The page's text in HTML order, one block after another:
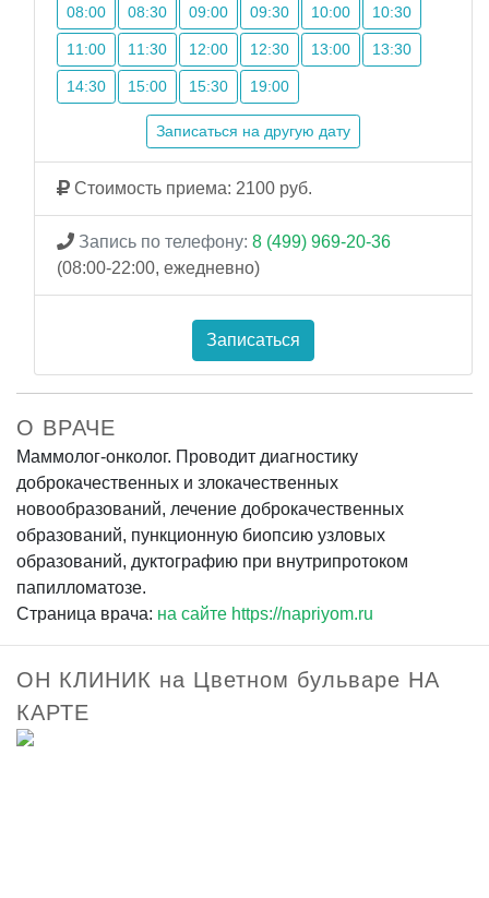
08:00 08:30 09:00 09:30 10:00 10:30
11:00 11:30 12:00 12:30 13:00 13:30
14:30 15:00 15:30 19:00
Записаться на другую дату
Стоимость приема: 2100 руб.
Запись по телефону: 8 (499) 969-20-36
(08:00-22:00, ежедневно)
Записаться
О ВРАЧЕ
Маммолог-онколог. Проводит диагностику
доброкачественных и злокачественных
новообразований, лечение доброкачественных
образований, пункционную биопсию узловых
образований, дуктографию при внутрипротоком
папилломатозе.
Страница врача: на сайте https://napriyom.ru
ОН КЛИНИК на Цветном бульваре НА
КАРТЕ